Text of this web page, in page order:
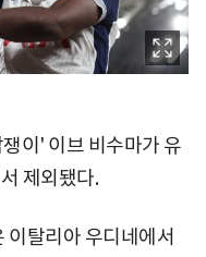
이' 이브 비수마가 유
제외됐다.
이탈리아 우디네에서